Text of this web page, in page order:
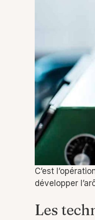
C’est
développer
Les